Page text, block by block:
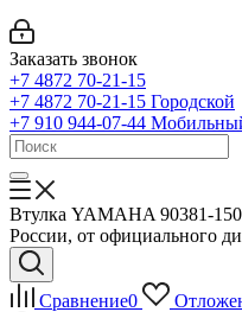
Заказать звонок
+7 4872 70-21-15
+7 4872 70-21-15 Городской
+7 910 944-07-44
Втулка YAMAHA 90381-
России, от официального
Сравнение0